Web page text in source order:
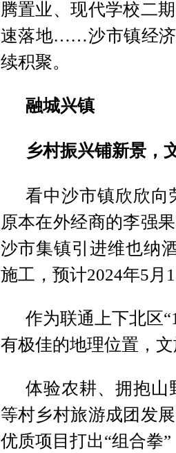
腾置业、现代学校二
速落地……沙市镇经济
续积聚。
融城兴镇
乡村振兴铺新景，
看中沙市镇欣欣向
原本在外经商的李强
沙市集镇引进维也纳
施工，预计2024年5月
作为联通上下北区
有极佳的地理位置，
体验农耕、拥抱
等村乡村旅游成团发
优质项目打出“组合拳